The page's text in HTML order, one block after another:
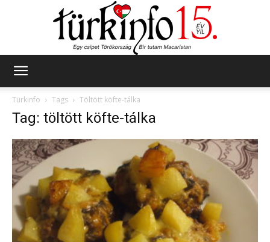
Türkinfo
Tags Töltött köfte-tálka
Tag: töltött köfte-tálka